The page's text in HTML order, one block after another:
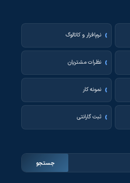
نرم‌افزار و کاتالوگ
نظرات مشتریان
نمونه کار
ثبت گارانتی
جستجو